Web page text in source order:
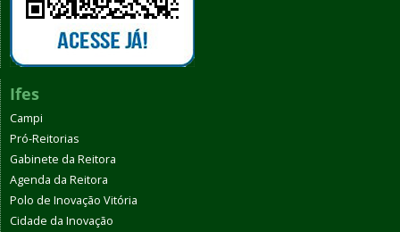
Ifes
Campi
Pró-Reitorias
Gabinete da Reitora
Agenda da Reitora
Polo de Inovação Vitória
Cidade da Inovação